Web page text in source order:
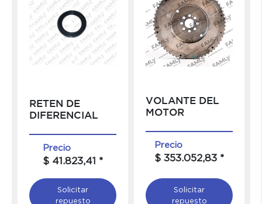
RETEN DE
DIFERENCIAL
Precio
$ 41.823,41 *
Solicitar
repuesto
VOLANTE DEL
MOTOR
Precio
$ 353.052,83 *
Solicitar
repuesto